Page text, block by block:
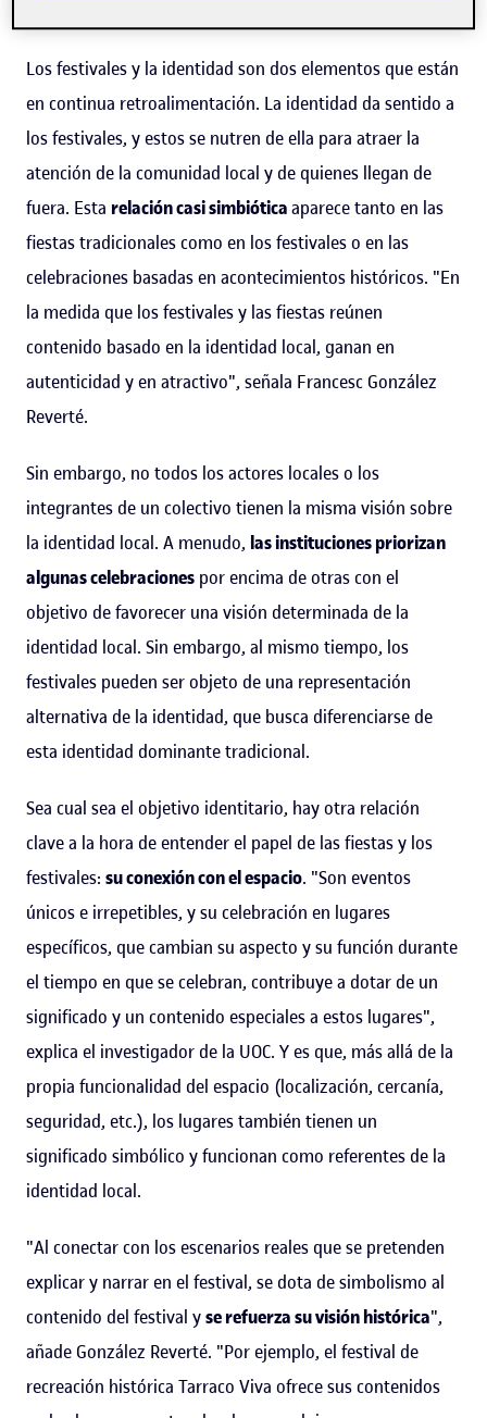
Los festivales y la identidad son dos elementos que están
en continua retroalimentación. La identidad da sentido a
los festivales, y estos se nutren de ella para atraer la
atención de la comunidad local y de quienes llegan de
fuera. Esta relación casi simbióticaaparece tanto en las
fiestas tradicionales como en los festivales o en las
celebraciones basadas en acontecimientos históricos. "En
la medida que los festivales y las fiestas reúnen
contenido basado en la identidad local, ganan en
autenticidad y en atractivo", señala Francesc González
Reverté.
Sin embargo, no todos los actores locales o los
integrantes de un colectivo tienen la misma visión sobre
la identidad local. A menudo, las instituciones priorizan
algunas celebraciones por encima de otras con el
objetivo de favorecer una visión determinada de la
identidad local. Sin embargo, al mismo tiempo, los
festivales pueden ser objeto de una representación
alternativa de la identidad, que busca diferenciarse de
esta identidad dominante tradicional.
Sea cual sea el objetivo identitario, hay otra relación
clave a la hora de entender el papel de las fiestas y los
festivales: su conexión con el espacio. "Son eventos
únicos e irrepetibles, y su celebración en lugares
específicos, que cambian su aspecto y su función durante
el tiempo en que se celebran, contribuye a dotar de un
significado y un contenido especiales a estos lugares",
explica el investigador de la UOC. Y es que, más allá de la
propia funcionalidad del espacio (localización, cercanía,
seguridad, etc.), los lugares también tienen un
significado simbólico y funcionan como referentes de la
identidad local.
"Al conectar con los escenarios reales que se pretenden
explicar y narrar en el festival, se dota de simbolismo al
contenido del festival yse refuerza su visión histórica",
añade González Reverté. "Por ejemplo, el festival de
recreación histórica Tarraco Viva ofrece sus contenidos